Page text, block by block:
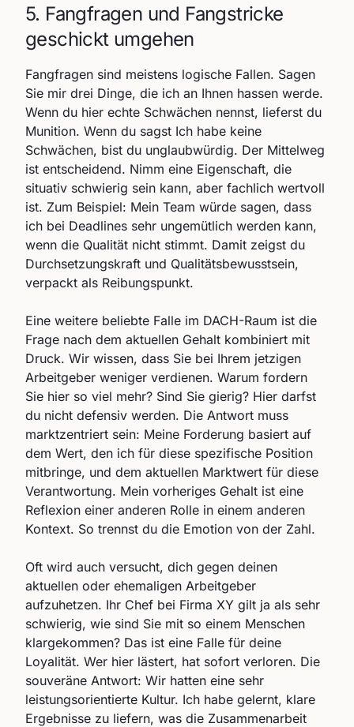
5. Fangfragen und Fangstricke
geschickt umgehen
Fangfragen sind meistens logische Fallen. Sagen
Sie mir drei Dinge, die ich an Ihnen hassen werde.
Wenn du hier echte Schwächen nennst, lieferst du
Munition. Wenn du sagst Ich habe keine
Schwächen, bist du unglaubwürdig. Der Mittelweg
ist entscheidend. Nimm eine Eigenschaft, die
situativ schwierig sein kann, aber fachlich wertvoll
ist. Zum Beispiel: Mein Team würde sagen, dass
ich bei Deadlines sehr ungemütlich werden kann,
wenn die Qualität nicht stimmt. Damit zeigst du
Durchsetzungskraft und Qualitätsbewusstsein,
verpackt als Reibungspunkt.
Eine weitere beliebte Falle im DACH-Raum ist die
Frage nach dem aktuellen Gehalt kombiniert mit
Druck. Wir wissen, dass Sie bei Ihrem jetzigen
Arbeitgeber weniger verdienen. Warum fordern
Sie hier so viel mehr? Sind Sie gierig? Hier darfst
du nicht defensiv werden. Die Antwort muss
marktzentriert sein: Meine Forderung basiert auf
dem Wert, den ich für diese spezifische Position
mitbringe, und dem aktuellen Marktwert für diese
Verantwortung. Mein vorheriges Gehalt ist eine
Reflexion einer anderen Rolle in einem anderen
Kontext. So trennst du die Emotion von der Zahl.
Oft wird auch versucht, dich gegen deinen
aktuellen oder ehemaligen Arbeitgeber
aufzuhetzen. Ihr Chef bei Firma XY gilt ja als sehr
schwierig, wie sind Sie mit so einem Menschen
klargekommen? Das ist eine Falle für deine
Loyalität. Wer hier lästert, hat sofort verloren. Die
souveräne Antwort: Wir hatten eine sehr
leistungsorientierte Kultur. Ich habe gelernt, klare
Ergebnisse zu liefern, was die Zusammenarbeit